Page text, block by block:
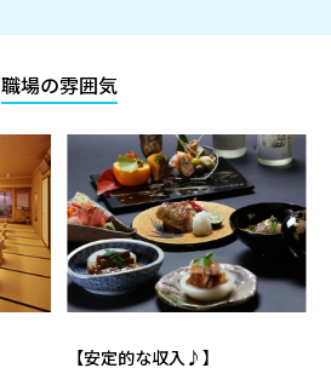
職場の雰囲気
【安定的な収入♪】